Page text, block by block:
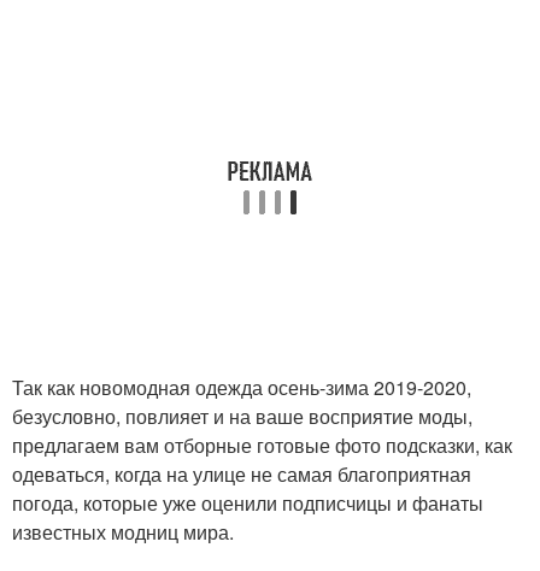
Так как новомодная одежда осень-зима 2019-2020,
безусловно, повлияет и на ваше восприятие моды,
предлагаем вам отборные готовые фото подсказки, как
одеваться, когда на улице не самая благоприятная
погода, которые уже оценили подписчицы и фанаты
известных модниц мира.